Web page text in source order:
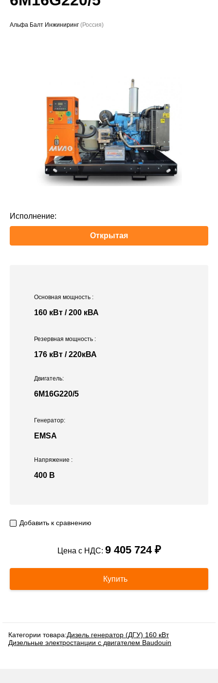
Альфа Балт Инжиниринг (Россия)
Исполнение:
Открытая
Основная мощность :
160 кВт / 200 кВА
Двигатель:
6M16G220/5
Напряжение :
400 В
Резервная мощность :
176 кВт / 220кВА
Генератор:
EMSA
Добавить к сравнению
Цена с НДС: 9 405 724 ₽
Купить
Категории товара:Дизель генератор (ДГУ) 160 кВт
Дизельные электростанции с двигателем Baudouin